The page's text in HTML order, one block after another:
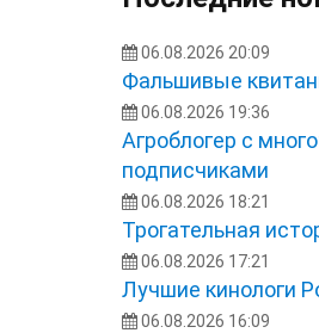
06.08.2026 20:09
Фальшивые
06.08.2026 19:36
Агроблогер с
подписчиками
06.08.2026 18:21
Трогательная
06.08.2026 17:21
Лучшие кинологи
06.08.2026 16:09